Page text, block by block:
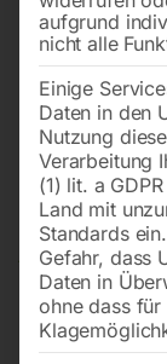
aufgrund
nicht alle
Einige
Daten in den
Nutzung
Verarbeitung
(1) lit. a
Land mit
Standards
Gefahr, dass
Daten in
ohne dass für